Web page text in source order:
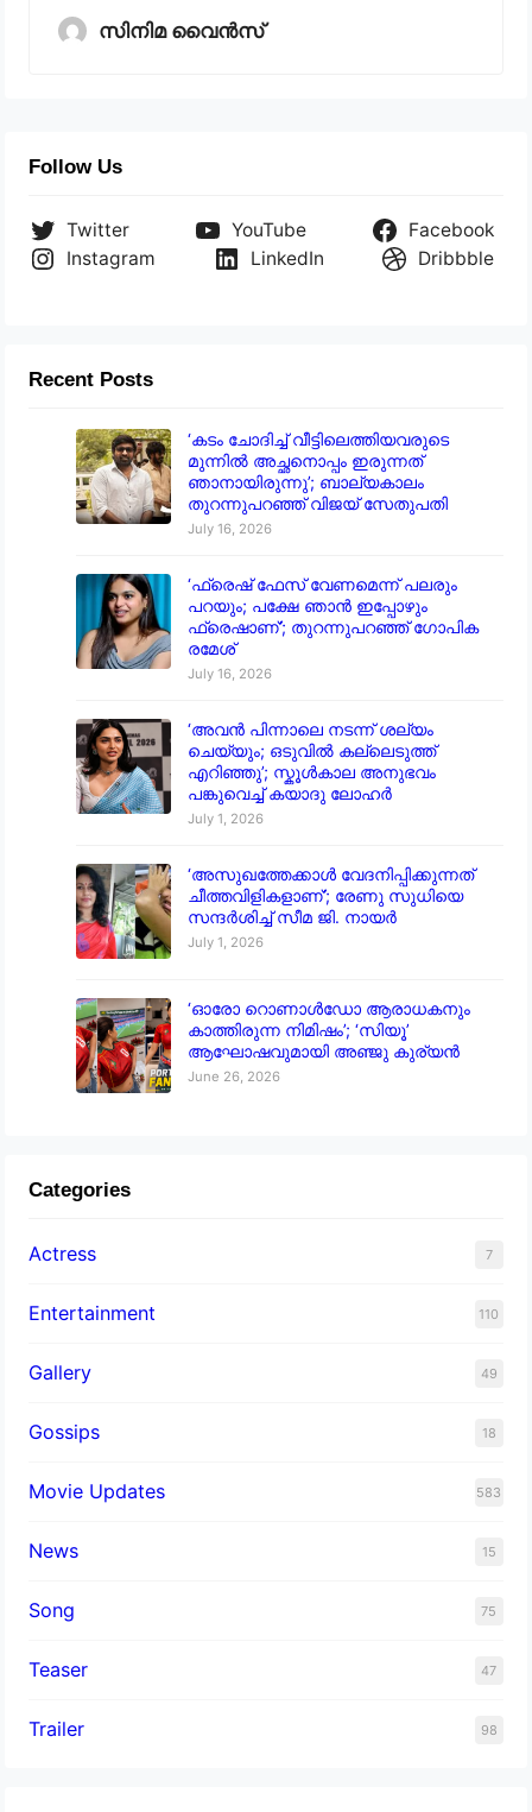
സിനിമ വൈൻസ്
Follow Us
Twitter YouTube
Facebook
Instagram
LinkedIn Dribbble
Recent Posts
‘കടം ചോദിച്ച് വീട്ടിലെത്തിയവരുടെ
മുന്നിൽ അച്ഛനൊപ്പം ഇരുന്നത്
ഞാനായിരുന്നു’; ബാല്യകാലം
തുറന്നുപറഞ്ഞ് വിജയ് സേതുപതി
July 16, 2026
‘ഫ്രെഷ് ഫേസ് വേണമെന്ന് പലരും
പറയും; പക്ഷേ ഞാൻ ഇപ്പോഴും
ഫ്രെഷാണ്’; തുറന്നുപറഞ്ഞ് ഗോപിക
രമേശ്
July 16, 2026
‘അവൻ പിന്നാലെ നടന്ന് ശല്യം
ചെയ്യും; ഒടുവിൽ കല്ലെടുത്ത്
എറിഞ്ഞു’; സ്കൂൾകാല അനുഭവം
പങ്കുവെച്ച് കയാദു ലോഹർ
July 1, 2026
‘അസുഖത്തേക്കാൾ വേദനിപ്പിക്കുന്നത്
ചീത്തവിളികളാണ്’; രേണു സുധിയെ
സന്ദർശിച്ച് സീമ ജി. നായർ
July 1, 2026
‘ഓരോ റൊണാൾഡോ ആരാധകനും
കാത്തിരുന്ന നിമിഷം’; ‘സിയൂ’
ആഘോഷവുമായി അഞ്ജു കുര്യൻ
June 26, 2026
Categories
Actress 7
Entertainment 110
Gallery 49
Gossips 18
Movie Updates 583
News 15
Song 75
Teaser 47
Trailer 98